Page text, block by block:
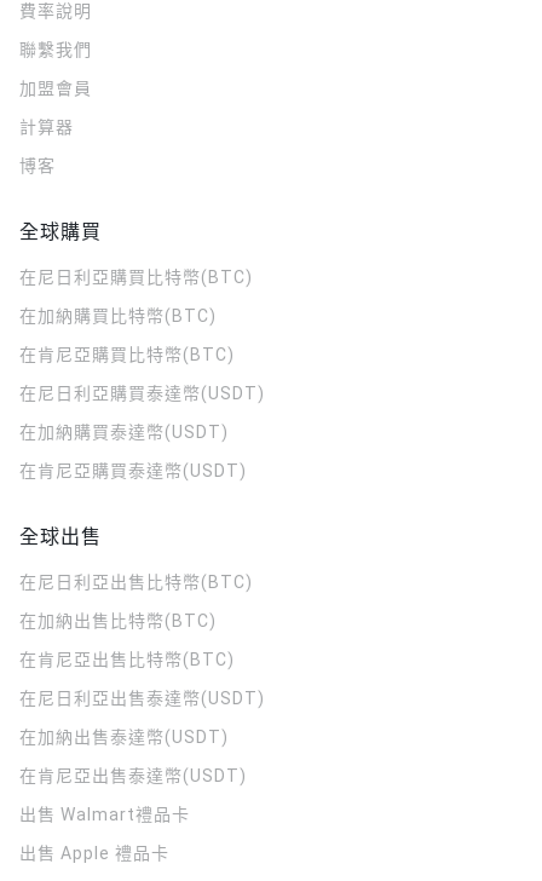
費率說明
聯繫我們
加盟會員
計算器
博客
全球購買
在尼日利亞購買比特幣(BTC)
在加納購買比特幣(BTC)
在肯尼亞購買比特幣(BTC)
在尼日利亞購買泰達幣(USDT)
在加納購買泰達幣(USDT)
在肯尼亞購買泰達幣(USDT)
全球出售
在尼日利亞出售比特幣(BTC)
在加納出售比特幣(BTC)
在肯尼亞出售比特幣(BTC)
在尼日利亞出售泰達幣(USDT)
在加納出售泰達幣(USDT)
在肯尼亞出售泰達幣(USDT)
出售 Walmart禮品卡
出售 Apple 禮品卡